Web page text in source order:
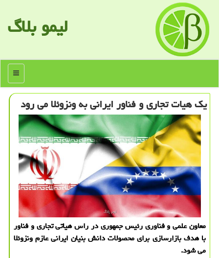
لیمو بلاگ
منو
یك هیات تجاری و فناور ایرانی به ونزوئلا می رود
معاون علمی و فناوری رئیس جمهوری در راس هیاتی تجاری و فناور
با هدف بازارسازی برای محصولات دانش بنیان ایرانی عازم ونزوئلا
می شود.